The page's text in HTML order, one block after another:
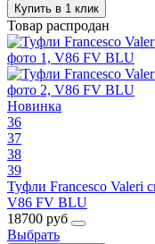
Купить в 1 клик
Товар распродан
Новинка
36
37
38
39
Туфли Francesco Valeri
V86 FV BLU
18700 руб
Выбрать